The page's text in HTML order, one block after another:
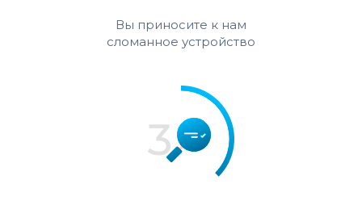
Вы приносите к нам
сломанное устройство